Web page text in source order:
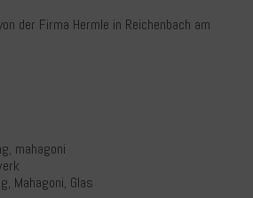
der Firma Hermle in Reichenbach am
mahagoni
Mahagoni, Glas